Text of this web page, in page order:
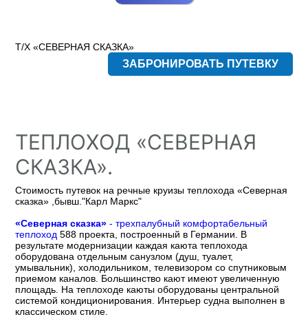
Т/Х «СЕВЕРНАЯ СКАЗКА»
ЗАБРОНИРОВАТЬ ПУТЕВКУ
ТЕПЛОХОД «СЕВЕРНАЯ
СКАЗКА».
Стоимость путевок на речные круизы теплохода «Северная
сказка» ,бывш."Карл Маркс"
«Северная сказка»- трехпалубный комфортабельный
теплоход 588 проекта, построенный в Германии. В
результате модернизации каждая каюта теплохода
оборудована отдельным санузлом (душ, туалет,
умывальник), холодильником, телевизором со спутниковым
приемом каналов. Большинство кают имеют увеличенную
площадь. На теплоходе каюты оборудованы центральной
системой кондиционирования. Интерьер судна выполнен в
классическом стиле.